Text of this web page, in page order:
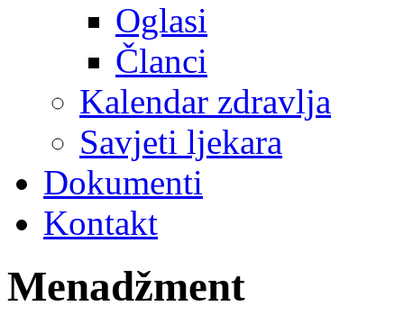
Oglasi
Članci
Kalendar zdravlja
Savjeti ljekara
Dokumenti
Kontakt
Menadžment